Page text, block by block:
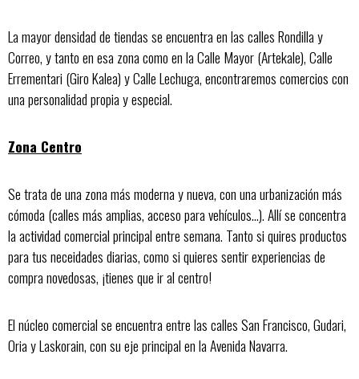
La mayor densidad de tiendas se encuentra en las calles Rondilla y
Correo, y tanto en esa zona como en la Calle Mayor (Artekale), Calle
Errementari (Giro Kalea) y Calle Lechuga, encontraremos comercios con
una personalidad propia y especial.
Zona Centro
Se trata de una zona más moderna y nueva, con una urbanización más
cómoda (calles más amplias, acceso para vehículos…). Allí se concentra
la actividad comercial principal entre semana. Tanto si quires productos
para tus neceidades diarias, como si quieres sentir experiencias de
compra novedosas, ¡tienes que ir al centro!
El núcleo comercial se encuentra entre las calles San Francisco, Gudari,
Oria y Laskorain, con su eje principal en la Avenida Navarra.